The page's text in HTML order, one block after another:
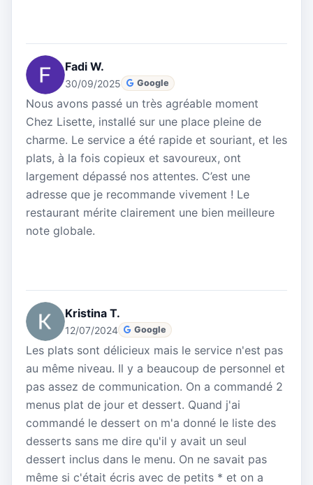
Fadi W.
30/09/2025 Google
Nous avons passé un très agréable moment
Chez Lisette, installé sur une place pleine de
charme. Le service a été rapide et souriant, et les
plats, à la fois copieux et savoureux, ont
largement dépassé nos attentes. C’est une
adresse que je recommande vivement ! Le
restaurant mérite clairement une bien meilleure
note globale.
Kristina T.
12/07/2024 Google
Les plats sont délicieux mais le service n'est pas
au même niveau. Il y a beaucoup de personnel et
pas assez de communication. On a commandé 2
menus plat de jour et dessert. Quand j'ai
commandé le dessert on m'a donné le liste des
desserts sans me dire qu'il y avait un seul
dessert inclus dans le menu. On ne savait pas
même si c'était écris avec de petits * et on a